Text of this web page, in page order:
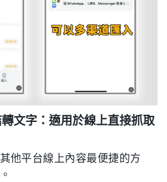
文字：適用於線上直接抓取
他平台線上內容最便捷的方